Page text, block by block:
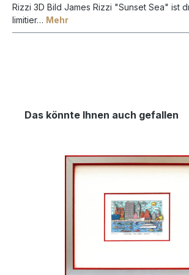
Rizzi 3D Bild James Rizzi "Sunset Sea" ist
limitier… Mehr
Das könnte Ihnen auch gefallen